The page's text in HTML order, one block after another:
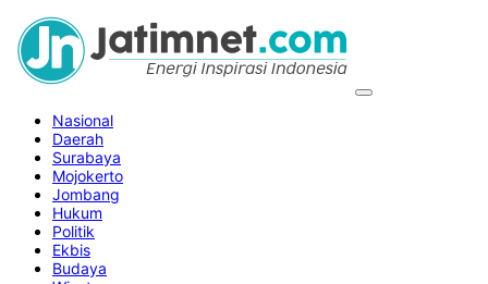
Nasional
Daerah
Surabaya
Mojokerto
Jombang
Hukum
Politik
Ekbis
Budaya